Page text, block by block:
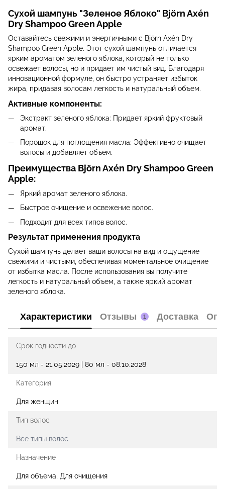
Сухой шампунь "Зеленое Яблоко" Björn Axén
Dry Shampoo Green Apple
Оставайтесь свежими и энергичными с Björn Axén Dry
Shampoo Green Apple. Этот сухой шампунь отличается
ярким ароматом зеленого яблока, который не только
освежает волосы, но и придает им чистый вид. Благодаря
инновационной формуле, он быстро устраняет избыток
жира, придавая волосам легкость и натуральный объем.
Активные компоненты:
Экстракт зеленого яблока: Придает яркий фруктовый
аромат.
Порошок для поглощения масла: Эффективно очищает
волосы и добавляет объем.
Преимущества Björn Axén Dry Shampoo Green
Apple:
Яркий аромат зеленого яблока.
Быстрое очищение и освежение волос.
Подходит для всех типов волос.
Результат применения продукта
Сухой шампунь делает ваши волосы на вид и ощущение
свежими и чистыми, обеспечивая моментальное очищение
от избытка масла. После использования вы получите
легкость и натуральный объем, а также яркий аромат
зеленого яблока.
Характеристики Отзывы 1 Доставка
Срок годности до
150 мл - 21.05.2029 | 80 мл - 08.10.2028
Категория
Для женщин
Тип волос
Все типы волос
Назначение
Для объема, Для очищения